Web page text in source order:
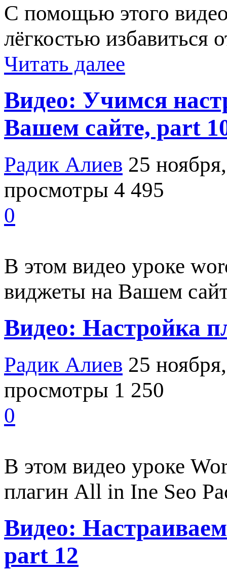
С помощью этого
лёгкостью избавиться
Читать далее
Видео: Учимся
Вашем сайте, part
Радик Алиев 25
просмотры 4 495
0
В этом видео уроке
виджеты на Вашем
Видео: Настройка
Радик Алиев 25
просмотры 1 250
0
В этом видео уроке
плагин All in Ine Seo
Видео:
part 12